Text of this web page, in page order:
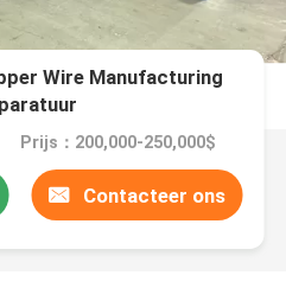
Wire Manufacturing
Prijs：200,000-250,000$
Contacteer ons